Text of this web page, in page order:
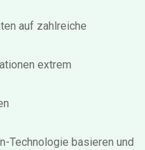
auf zahlreiche
extrem
Technologie basieren und